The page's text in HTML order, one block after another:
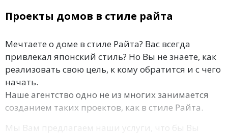
Проекты домов в стиле райта
Мечтаете о доме в стиле Райта? Вас всегда
привлекал японский стиль? Но Вы не знаете, как
реализовать свою цель, к кому обратится и с чего
начать.
Наше агентство одно не из многих занимается
созданием таких проектов, как в стиле Райта.
Мы Вам предлагаем наши услуги, что бы Вы